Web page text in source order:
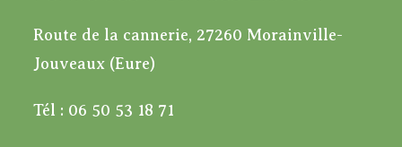
Route de la cannerie, 27260 Morainville-
Jouveaux (Eure)
Tél : 06 50 53 18 71